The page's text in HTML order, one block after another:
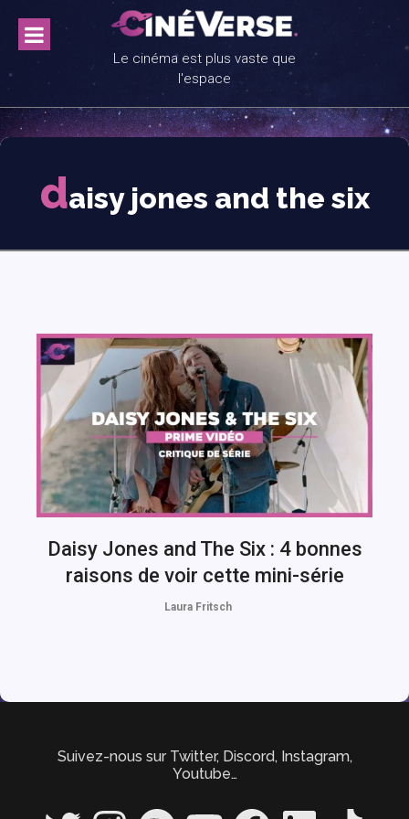
content
Le cinéma est plus vaste que
l'espace
daisy jones and the six
Daisy Jones and The Six : 4 bonnes
raisons de voir cette mini-série
Laura Fritsch
Suivez-nous sur Twitter, Discord, Instagram,
Youtube…
Twitter InstagramSpotify YouTube FacebookLinkedIn TikTok